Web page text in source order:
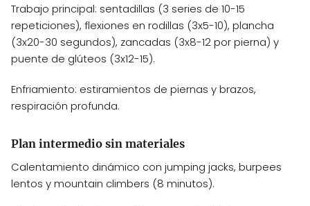
Trabajo principal: sentadillas (3 series de 10-15
repeticiones), flexiones en rodillas (3x5-10), plancha
(3x20-30 segundos), zancadas (3x8-12 por pierna) y
puente de glúteos (3x12-15).
Enfriamiento: estiramientos de piernas y brazos,
respiración profunda.
Plan intermedio sin materiales
Calentamiento dinámico con jumping jacks, burpees
lentos y mountain climbers (8 minutos).